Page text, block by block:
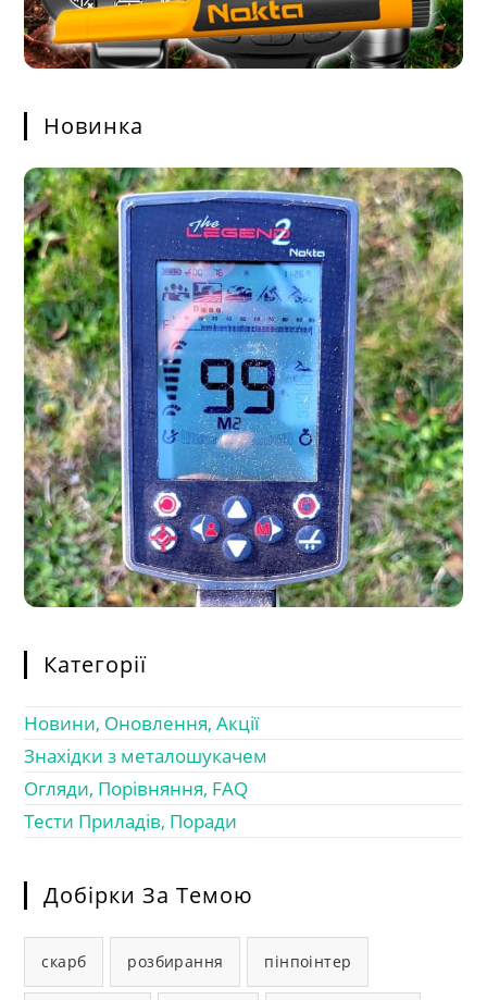
Новинка
Категорії
Новини, Оновлення, Акції
Знахідки з металошукачем
Огляди, Порівняння, FAQ
Тести Приладів, Поради
Добірки За Темою
скарб розбирання пінпоінтер